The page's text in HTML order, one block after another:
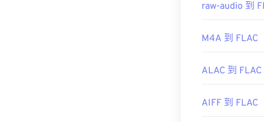
raw-audio 到
M4A 到 FLAC
ALAC 到 FLAC
AIFF 到 FLAC